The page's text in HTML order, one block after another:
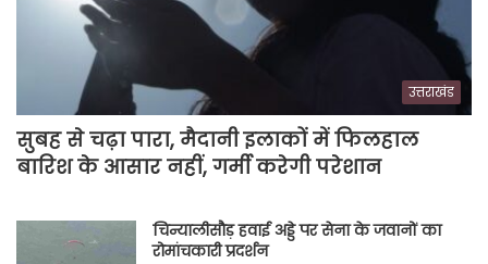
उत्तराखंड
सुबह से चढ़ा पारा, मैदानी इलाकों में फिलहाल
बारिश के आसार नहीं, गर्मी करेगी परेशान
चिन्यालीसौड़ हवाई अड्डे पर सेना के जवानों का
रोमांचकारी प्रदर्शन